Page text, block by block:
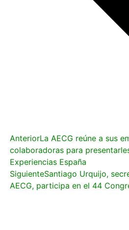
AnteriorLa AECG reúne a sus
colaboradoras para
Experiencias España
SiguienteSantiago Urquijo,
AECG, participa en el 44